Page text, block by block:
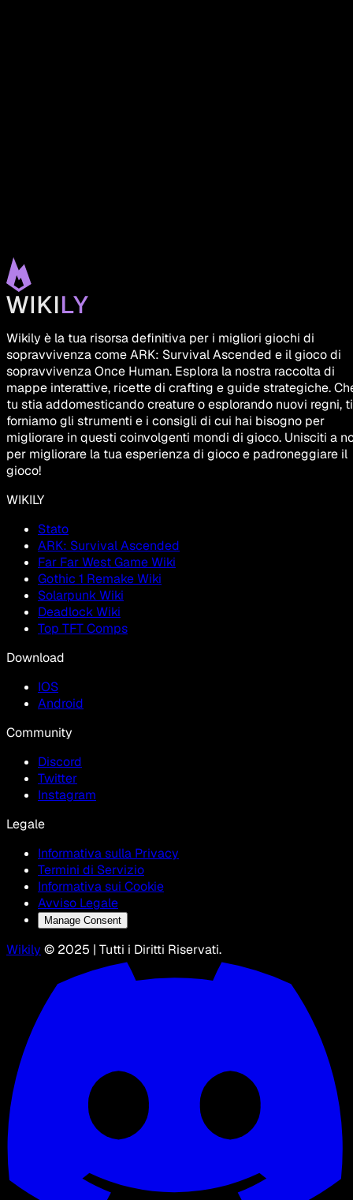
Wikily è la tua risorsa definitiva per i migliori giochi di
sopravvivenza come ARK: Survival Ascended e il gioco di
sopravvivenza Once Human. Esplora la nostra raccolta di
mappe interattive, ricette di crafting e guide strategiche.
tu stia addomesticando creature o esplorando nuovi regni, ti
forniamo gli strumenti e i consigli di cui hai bisogno per
migliorare in questi coinvolgenti mondi di gioco. Unisciti a
per migliorare la tua esperienza di gioco e padroneggiare il
gioco!
WIKILY
Stato
ARK: Survival Ascended
Far Far West Game Wiki
Gothic 1 Remake Wiki
Solarpunk Wiki
Deadlock Wiki
Top TFT Comps
Download
IOS
Android
Community
Discord
Twitter
Instagram
Legale
Informativa sulla Privacy
Termini di Servizio
Informativa sui Cookie
Avviso Legale
Manage Consent
Wikily © 2025 | Tutti i Diritti Riservati.